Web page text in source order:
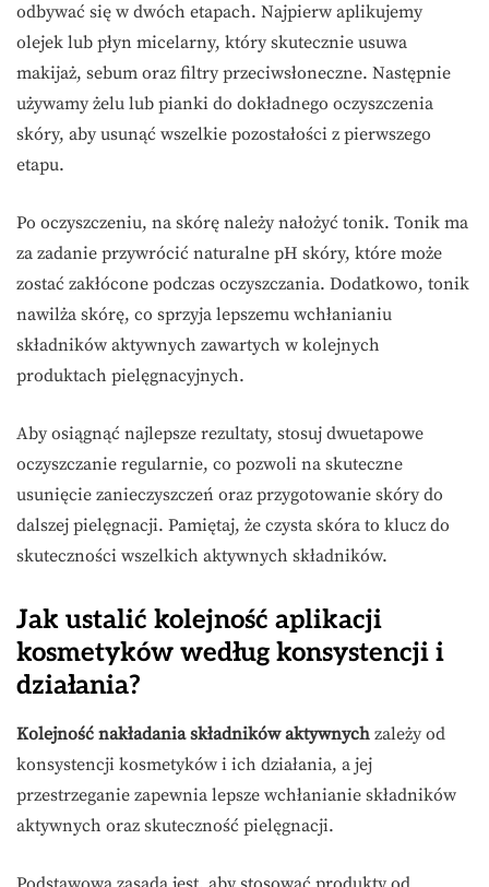
odbywać się w dwóch etapach. Najpierw aplikujemy
olejek lub płyn micelarny, który skutecznie usuwa
makijaż, sebum oraz filtry przeciwsłoneczne. Następnie
używamy żelu lub pianki do dokładnego oczyszczenia
skóry, aby usunąć wszelkie pozostałości z pierwszego
etapu.
Po oczyszczeniu, na skórę należy nałożyć tonik. Tonik ma
za zadanie przywrócić naturalne pH skóry, które może
zostać zakłócone podczas oczyszczania. Dodatkowo, tonik
nawilża skórę, co sprzyja lepszemu wchłanianiu
składników aktywnych zawartych w kolejnych
produktach pielęgnacyjnych.
Aby osiągnąć najlepsze rezultaty, stosuj dwuetapowe
oczyszczanie regularnie, co pozwoli na skuteczne
usunięcie zanieczyszczeń oraz przygotowanie skóry do
dalszej pielęgnacji. Pamiętaj, że czysta skóra to klucz do
skuteczności wszelkich aktywnych składników.
Jak ustalić kolejność aplikacji
kosmetyków według konsystencji i
działania?
Kolejność nakładania składników aktywnych zależy od
konsystencji kosmetyków i ich działania, a jej
przestrzeganie zapewnia lepsze wchłanianie składników
aktywnych oraz skuteczność pielęgnacji.